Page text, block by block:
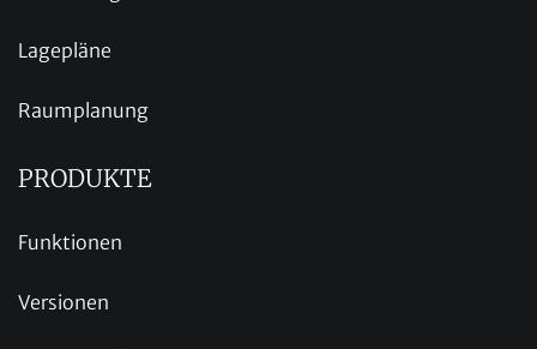
Lagepläne
Raumplanung
PRODUKTE
Funktionen
Versionen